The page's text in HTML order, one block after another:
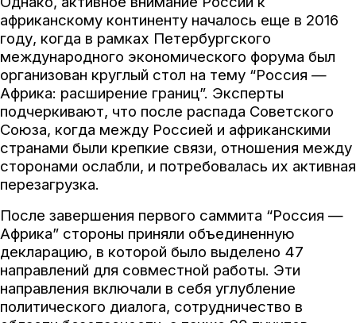
африканскому континенту началось еще в 2016
году, когда в рамках Петербургского
международного экономического форума был
организован круглый стол на тему “Россия —
Африка: расширение границ”. Эксперты
подчеркивают, что после распада Советского
Союза, когда между Россией и африканскими
странами были крепкие связи, отношения между
сторонами ослабли, и потребовалась их активная
перезагрузка.
После завершения первого саммита “Россия —
Африка” стороны приняли объединенную
декларацию, в которой было выделено 47
направлений для совместной работы. Эти
направления включали в себя углубление
политического диалога, сотрудничество в